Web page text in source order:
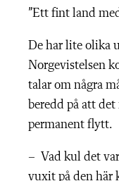
”Ett fint land
De har lite olika
Norgevistelsen
talar om några
beredd på att
permanent flytt.
– Vad kul det
vuxit på den här